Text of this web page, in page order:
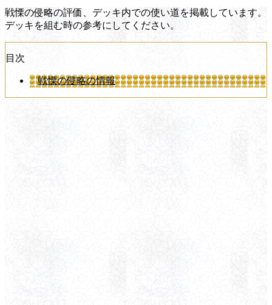
戦慄の侵略の評価、デッキ内での使い道を掲載しています。
デッキを組む時の参考にしてください。
目次
戦慄の侵略の情報